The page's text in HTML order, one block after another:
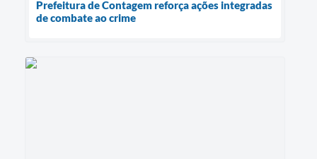
Prefeitura de Contagem reforça ações integradas
de combate ao crime